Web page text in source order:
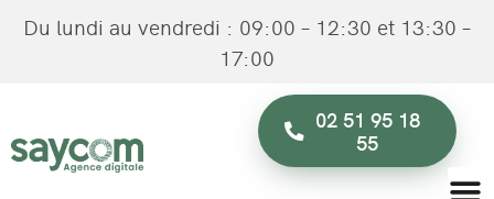
Du lundi au vendredi : 09:00 – 12:30 et 13:30 –
17:00
02 51 95 18
55